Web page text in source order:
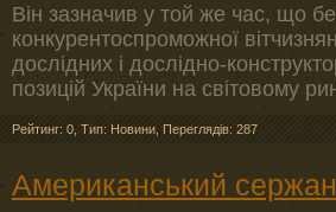
Він зазначив у той же час, що
конкурентоспроможної
дослідних і дослідно-
позицій України на світовому
Рейтинг: 0 Тип: Новини Переглядів: 287
Американський